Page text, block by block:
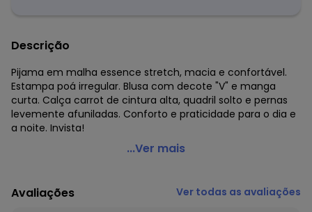
Descrição
Pijama em malha essence stretch, macia e confortável.
Estampa poá irregular. Blusa com decote "V" e manga
curta. Calça carrot de cintura alta, quadril solto e pernas
levemente afuniladas. Conforto e praticidade para o dia e
a noite. Invista!
Malwee - Pijama Poá Carrot em Malha Essence Off
Código do produto: 8403021
Comprimento da Manga: Curta
...Ver mais
Avaliações Ver todas as avaliações